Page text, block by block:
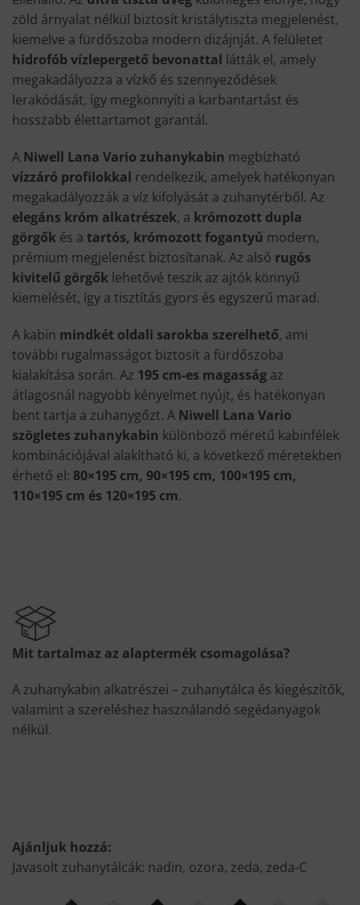
zöld árnyalat nélkül biztosít kristálytiszta megjelenést,
kiemelve a fürdőszoba modern dizájnját. A felületet
hidrofób vízlepergető bevonattal látták el, amely
megakadályozza a vízkő és szennyeződések
lerakódását, így megkönnyíti a karbantartást és
hosszabb élettartamot garantál.
A Niwell Lana Vario zuhanykabin megbízható
vízzáró profilokkal rendelkezik, amelyek hatékonyan
megakadályozzák a víz kifolyását a zuhanytérből. Az
elegáns króm alkatrészek, a krómozott dupla
görgők és a tartós, krómozott fogantyú modern,
prémium megjelenést biztosítanak. Az alsó rugós
kivitelű görgők lehetővé teszik az ajtók könnyű
kiemelését, így a tisztítás gyors és egyszerű marad.
A kabin mindkét oldali sarokba szerelhető, ami
további rugalmasságot biztosít a fürdőszoba
kialakítása során. Az 195 cm-es magasság az
átlagosnál nagyobb kényelmet nyújt, és hatékonyan
bent tartja a zuhanygőzt. A Niwell Lana Vario
szögletes zuhanykabin különböző méretű kabinfélek
kombinációjával alakítható ki, a következő méretekben
érhető el: 80×195 cm, 90×195 cm, 100×195 cm,
110×195 cm és 120×195 cm.
Mit tartalmaz az alaptermék csomagolása?
A zuhanykabin alkatrészei – zuhanytálca és kiegészítők,
valamint a szereléshez használandó segédanyagok
nélkül.
Ajánljuk hozzá:
Javasolt zuhanytálcák: nadin, ozora, zeda, zeda-C